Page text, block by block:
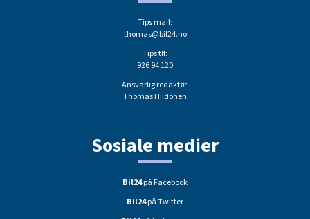
Tips mail:
thomas@bil24.no
Tips tlf:
926 94 120
Ansvarlig redaktør:
Thomas Hildonen
Sosiale medier
Bil24på Facebook
Bil24på Twitter